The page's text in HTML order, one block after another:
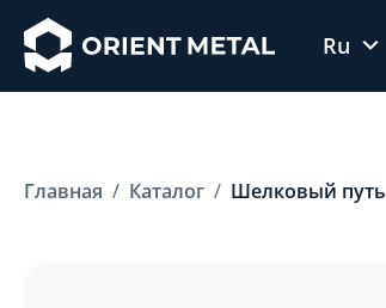
Ru
Главная
Каталог Шелковый путь